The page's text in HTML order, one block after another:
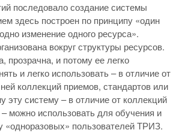
последовало создание системы
здесь построен по принципу «один
изменение одного ресурса».
вокруг структуры ресурсов.
прозрачна, и потому ее легко
и легко использовать – в отличие от
коллекций приемов, стандартов или
эту систему – в отличие от коллекций
можно использовать для обучения и
«одноразовых» пользователей ТРИЗ.